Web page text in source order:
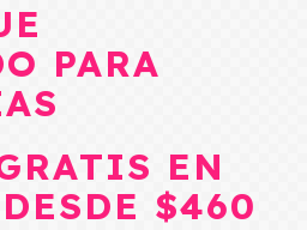
PARA
EN
$460